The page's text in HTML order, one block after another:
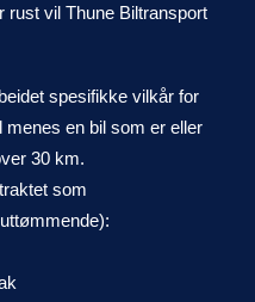
vil Thune Biltransport
spesifikke vilkår for
en bil som er eller
30 km.
som